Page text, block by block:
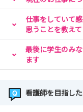
IUターンも大歓迎
中！
【問い合わせ】
〒392-8510 長野
仕事をしていて
思うことを教えて
最後に学生のみ
ます
看護師を目指し